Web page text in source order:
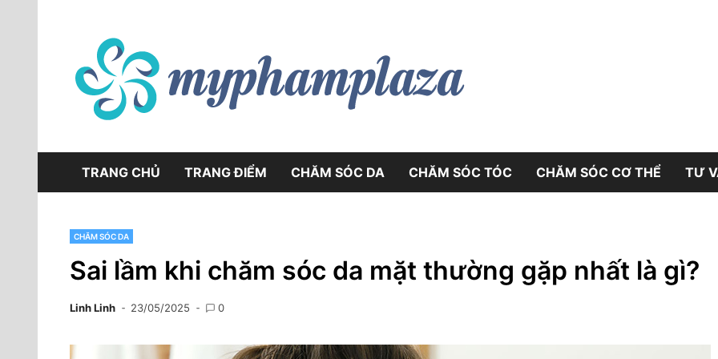
TRANG CHỦ TRANG ĐIỂM CHĂM SÓC DA CHĂM SÓC TÓC CHĂM SÓC CƠ THỂ TƯ
CHĂM SÓC DA
Sai lầm khi chăm sóc da mặt thường gặp nhất là gì?
Linh Linh 23/05/2025 0